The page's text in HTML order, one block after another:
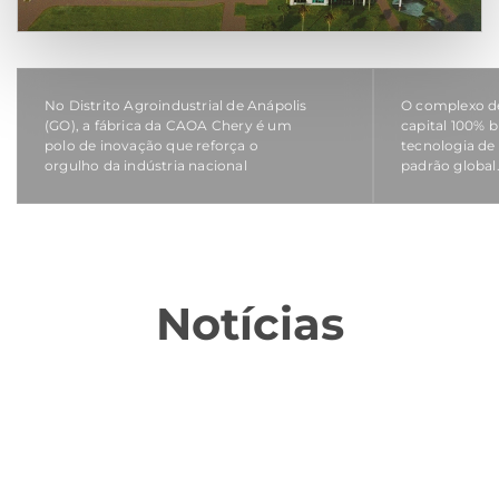
No Distrito Agroindustrial de Anápolis
(GO), a fábrica da CAOA Chery é um
polo de inovação que reforça o
orgulho da indústria nacional
O complexo
capital 100%
tecnologia de
padrão global.
Notícias